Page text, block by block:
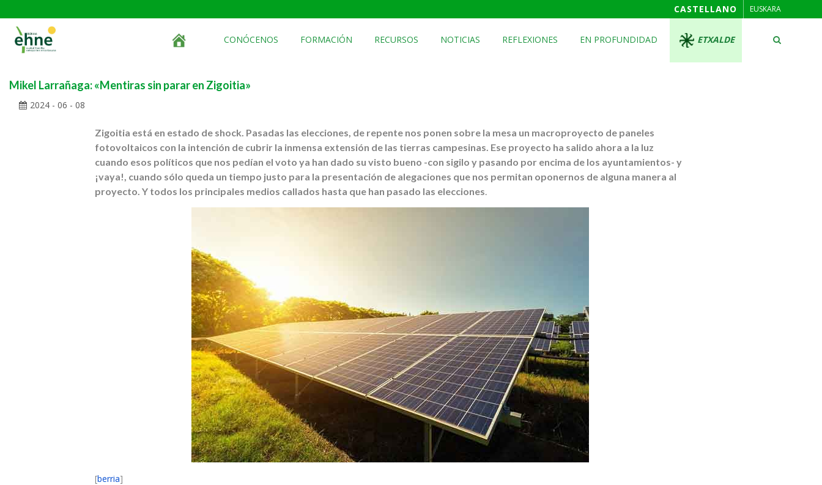
CASTELLANO EUSKARA
CONÓCENOS FORMACIÓN RECURSOS NOTICIAS REFLEXIONES EN PROFUNDIDAD ETXALDE
Mikel Larrañaga: «Mentiras sin parar en Zigoitia»
2024 - 06 - 08
Zigoitia está en estado de shock. Pasadas las elecciones, de repente nos ponen sobre la mesa un macroproyecto de paneles
fotovoltaicos con la intención de cubrir la inmensa extensión de las tierras campesinas. Ese proyecto ha salido ahora a la luz
cuando esos políticos que nos pedían el voto ya han dado su visto bueno -con sigilo y pasando por encima de los ayuntamientos- y
¡vaya!, cuando sólo queda un tiempo justo para la presentación de alegaciones que nos permitan oponernos de alguna manera al
proyecto. Y todos los principales medios callados hasta que han pasado las elecciones.
[berria]